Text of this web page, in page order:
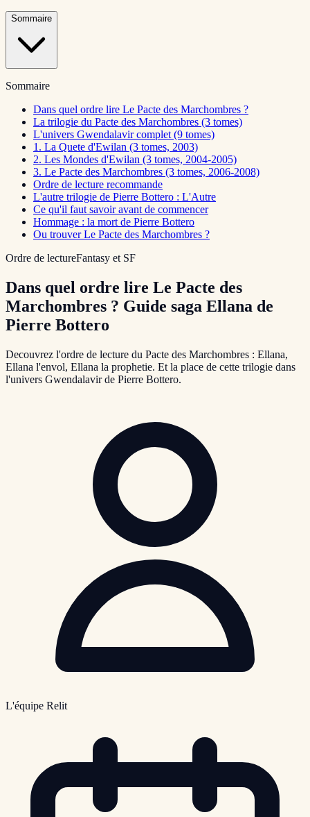
Sommaire
Sommaire
Dans quel ordre lire Le Pacte des Marchombres ?
La trilogie du Pacte des Marchombres (3 tomes)
L'univers Gwendalavir complet (9 tomes)
1. La Quete d'Ewilan (3 tomes, 2003)
2. Les Mondes d'Ewilan (3 tomes, 2004-2005)
3. Le Pacte des Marchombres (3 tomes, 2006-2008)
Ordre de lecture recommande
L'autre trilogie de Pierre Bottero : L'Autre
Ce qu'il faut savoir avant de commencer
Hommage : la mort de Pierre Bottero
Ou trouver Le Pacte des Marchombres ?
Ordre de lectureFantasy et SF
Dans quel ordre lire Le Pacte des
Marchombres ? Guide saga Ellana de
Pierre Bottero
Decouvrez l'ordre de lecture du Pacte des Marchombres : Ellana,
Ellana l'envol, Ellana la prophetie. Et la place de cette trilogie dans
l'univers Gwendalavir de Pierre Bottero.
L'équipe Relit